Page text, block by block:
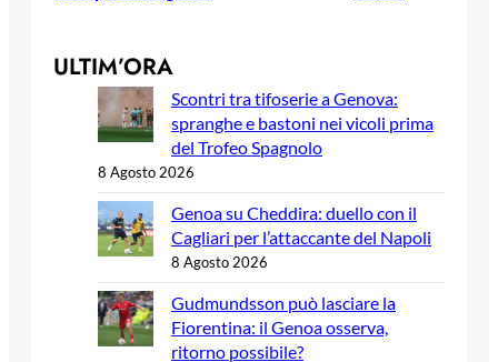
ULTIM’ORA
Scontri tra tifoserie a Genova:
spranghe e bastoni nei vicoli prima
del Trofeo Spagnolo
8 Agosto 2026
Genoa su Cheddira: duello con il
Cagliari per l’attaccante del Napoli
8 Agosto 2026
Gudmundsson può lasciare la
Fiorentina: il Genoa osserva,
ritorno possibile?